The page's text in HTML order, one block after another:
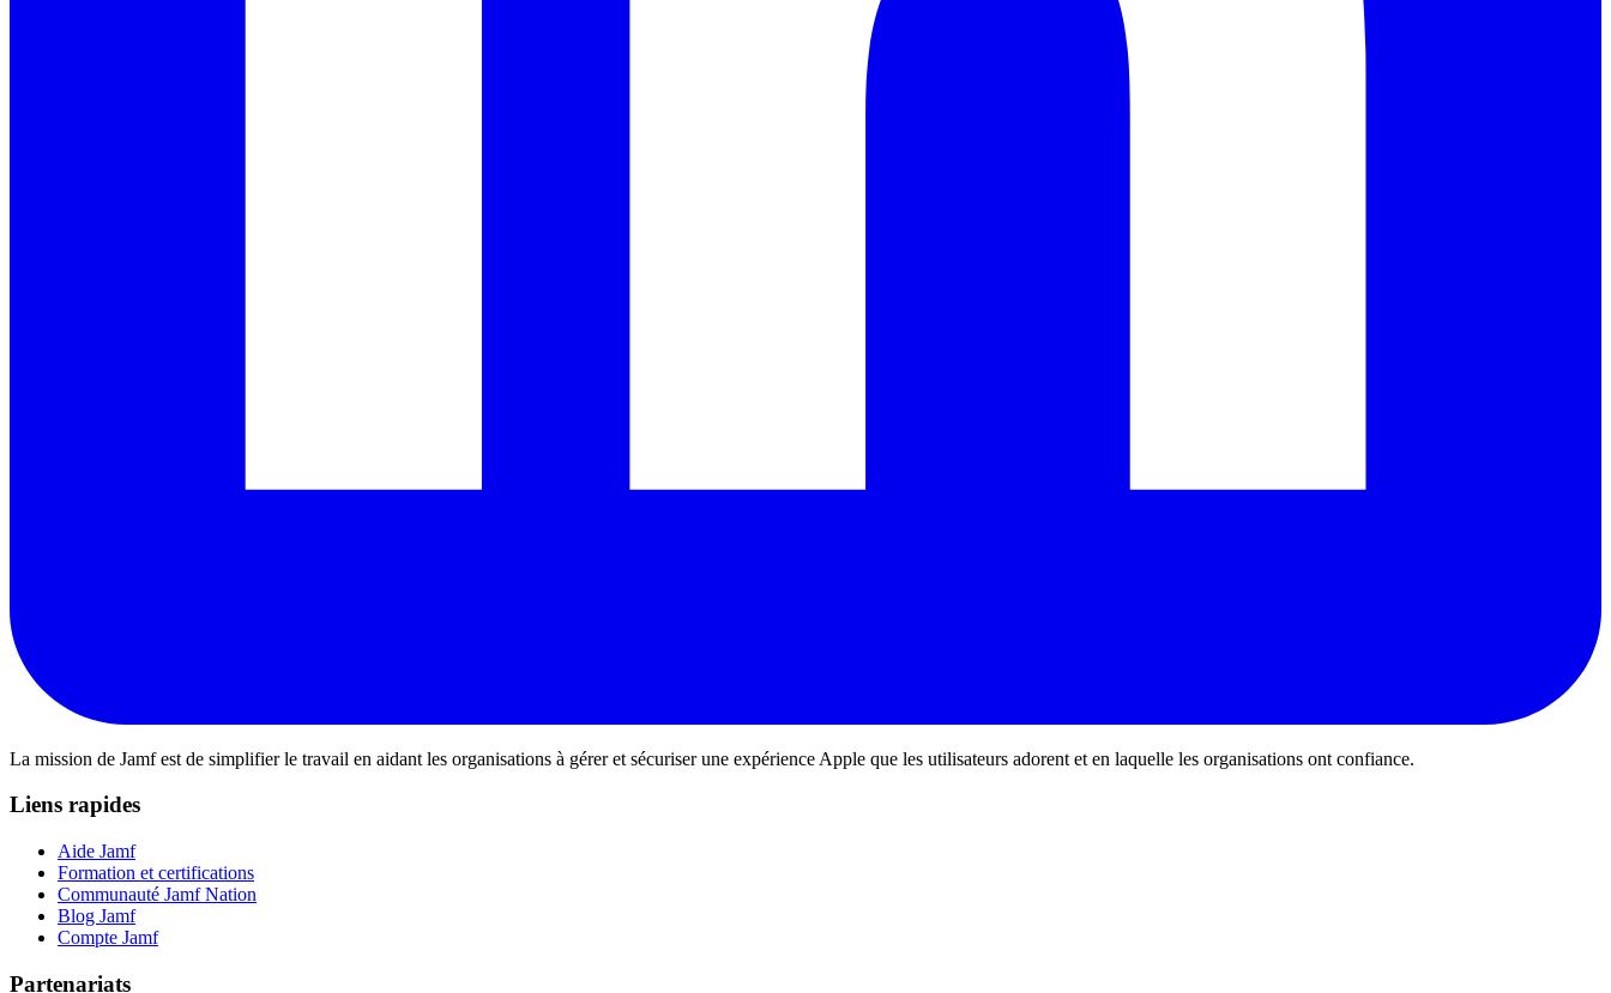
La mission de Jamf est de simplifier le travail en aidant les organisations à gérer et sécuriser une expérience Apple que les utilisateurs adorent et en laquelle les organisations ont confiance.
Liens rapides
Aide Jamf
Formation et certifications
Communauté Jamf Nation
Blog Jamf
Compte Jamf
Partenariats